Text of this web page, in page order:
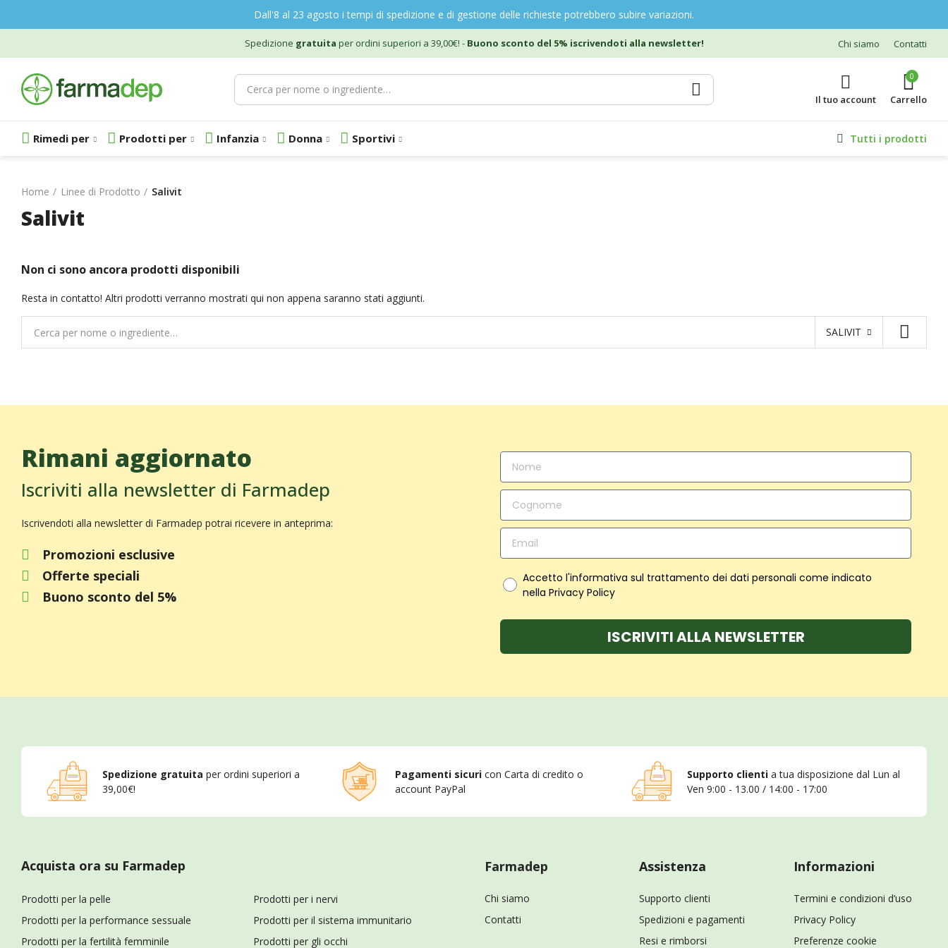
Dall'8 al 23 agosto i tempi di spedizione e di gestione delle richieste potrebbero subire variazioni.
Spedizione gratuita per ordini superiori a 39,00€! - Buono sconto del 5% iscrivendoti alla newsletter! Chi siamo Contatti
Il tuo account
0
Rimedi per Prodotti per Infanzia Donna Sportivi Tutti i prodotti
Home Linee di Prodotto Salivit
Salivit
Non ci sono ancora prodotti disponibili
Resta in contatto! Altri prodotti verranno mostrati qui non appena saranno stati aggiunti.
SALIVIT
Rimani aggiornato
Iscriviti alla newsletter di Farmadep
Iscrivendoti alla newsletter di Farmadep potrai ricevere in anteprima:
Promozioni esclusive
Offerte speciali
Buono sconto del 5%
Accetto l'informativa sul trattamento dei dati personali come indicato
nella Privacy Policy
ISCRIVITI ALLA NEWSLETTER
Spedizione gratuita per ordini superiori a
39,00€!
Pagamenti sicuricon Carta di credito o
account PayPal
Supporto clienti a tua disposizione dal Lun al
Ven 9:00 - 13.00 / 14:00 - 17:00
Acquista ora su Farmadep
Prodotti per la pelle
Prodotti per la performance sessuale
Prodotti per la fertilità femminile
Prodotti per i nervi
Prodotti per il sistema immunitario
Prodotti per gli occhi
Farmadep
Chi siamo
Contatti
Assistenza
Supporto clienti
Spedizioni e pagamenti
Resi e rimborsi
Informazioni
Termini e condizioni d’uso
Privacy Policy
Preferenze cookie